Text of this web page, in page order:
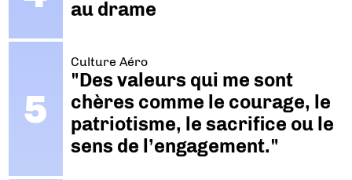
au drame
Culture Aéro
"Des valeurs qui me sont
chères comme le courage, le
patriotisme, le sacrifice ou le
sens de l’engagement."